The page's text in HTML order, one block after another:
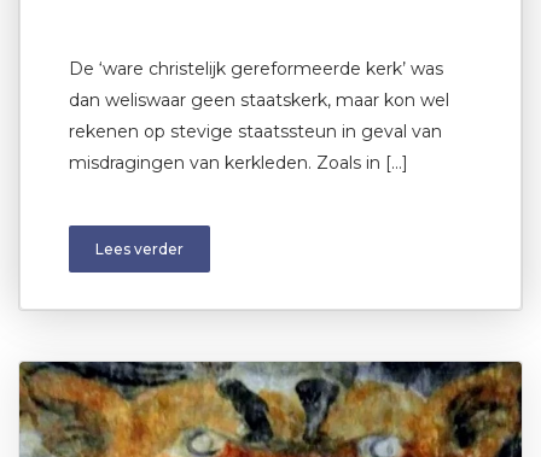
De ‘ware christelijk gereformeerde kerk’ was
dan weliswaar geen staatskerk, maar kon wel
rekenen op stevige staatssteun in geval van
misdragingen van kerkleden. Zoals in […]
Lees verder